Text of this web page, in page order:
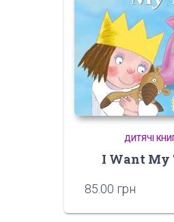
ДИТЯЧІ
I Want My
85.00 грн